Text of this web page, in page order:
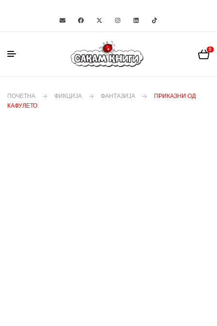
0
ПОЧЕТНА ФИКЦИЈА ФАНТАЗИЈА
ПРИКАЗНИ ОД
КАФУЛЕТО